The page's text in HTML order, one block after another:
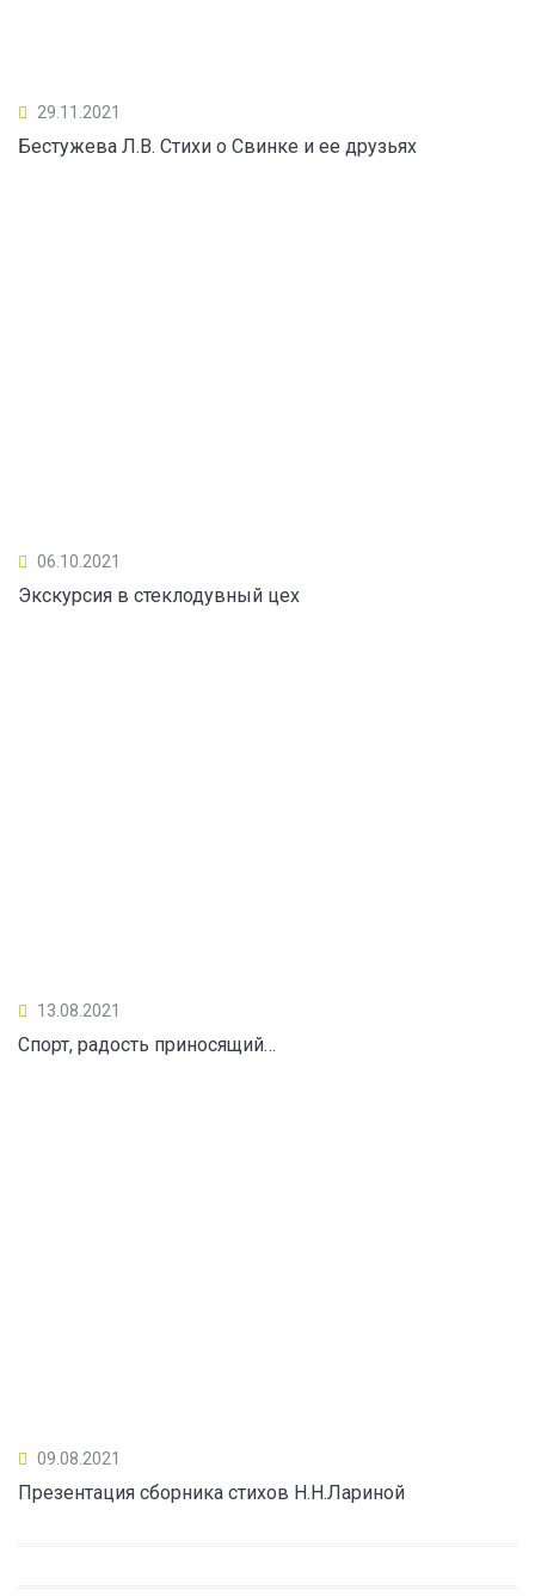
29.11.2021
Бестужева Л.В. Стихи о Свинке и ее друзьях
06.10.2021
Экскурсия в стеклодувный цех
13.08.2021
Спорт, радость приносящий…
09.08.2021
Презентация сборника стихов Н.Н.Лариной